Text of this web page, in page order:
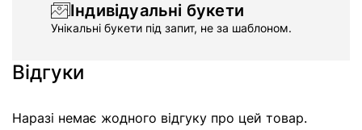
Індивідуальні букети
Унікальні букети під запит, не за шаблоном.
Відгуки
Наразі немає жодного відгуку про цей товар.